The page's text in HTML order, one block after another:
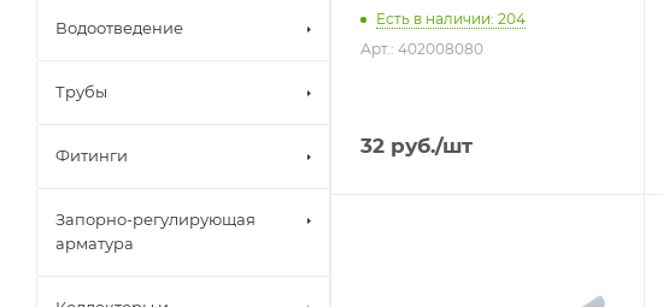
Есть в наличии: 204
Арт.: 402008080
32 руб./шт
Водоотведение
Трубы
Фитинги
Запорно-регулирующая
арматура